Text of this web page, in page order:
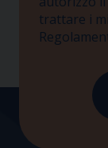
trattare i